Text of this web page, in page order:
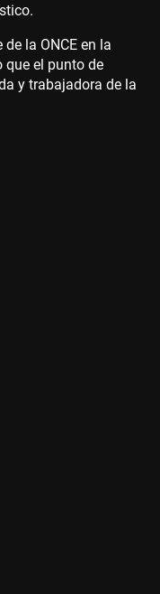
la ONCE en la
que el punto de
y trabajadora de la